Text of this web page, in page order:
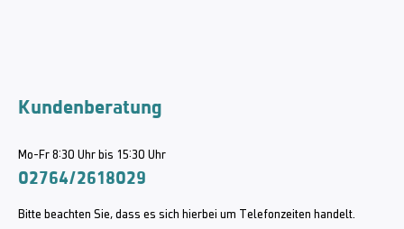
Kundenberatung
Mo-Fr 8:30 Uhr bis 15:30 Uhr
02764/2618029
Bitte beachten Sie, dass es sich hierbei um Telefonzeiten handelt.